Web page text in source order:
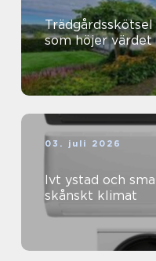
Trädgårdsskötsel
som höjer värdet
03. juli 2026
Ivt ystad och
skånskt klimat